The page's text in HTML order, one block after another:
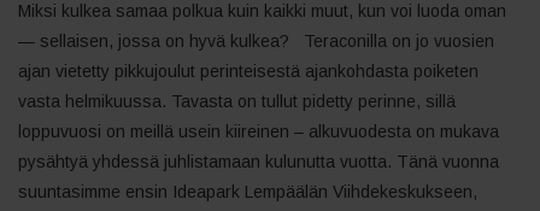
Miksi kulkea samaa polkua kuin kaikki muut, kun voi luoda oman
— sellaisen, jossa on hyvä kulkea? Teraconilla on jo vuosien
ajan vietetty pikkujoulut perinteisestä ajankohdasta poiketen
vasta helmikuussa. Tavasta on tullut pidetty perinne, sillä
loppuvuosi on meillä usein kiireinen – alkuvuodesta on mukava
pysähtyä yhdessä juhlistamaan kulunutta vuotta. Tänä vuonna
suuntasimme ensin Ideapark Lempäälän Viihdekeskukseen,